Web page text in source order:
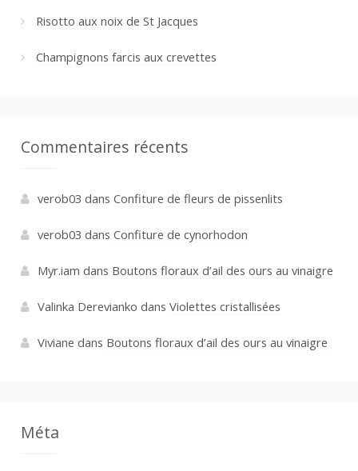
Risotto aux noix de St Jacques
Champignons farcis aux crevettes
Commentaires récents
verob03 dans Confiture de fleurs de pissenlits
verob03 dans Confiture de cynorhodon
Myr.iam dans Boutons floraux d’ail des ours au vinaigre
Valinka Derevianko dans Violettes cristallisées
Viviane dans Boutons floraux d’ail des ours au vinaigre
Méta